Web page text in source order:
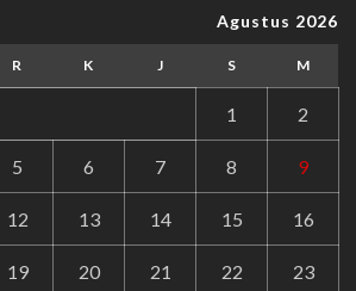
Agustus 2026
R K J S M
1 2
5 6 7 8 9
12 13 14 15 16
19 20 21 22 23